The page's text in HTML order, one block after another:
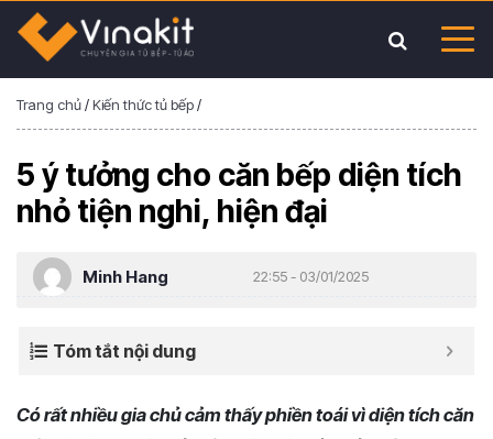
Trang chủ/Kiến thức tủ bếp/
5 ý tưởng cho căn bếp diện tích
nhỏ tiện nghi, hiện đại
Minh Hang 22:55 - 03/01/2025
Tóm tắt nội dung
Có rất nhiều gia chủ cảm thấy phiền toái vì diện tích căn